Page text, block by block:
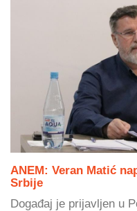
ANEM: Veran Matić
Srbije
Događaj je prijavljen u